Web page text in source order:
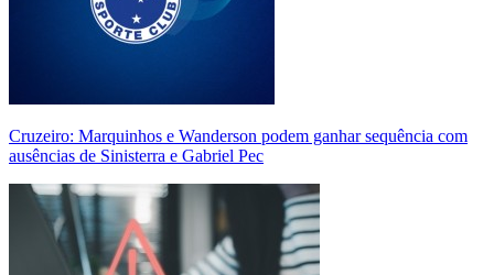
Cruzeiro: Marquinhos e Wanderson podem ganhar sequência com
ausências de Sinisterra e Gabriel Pec